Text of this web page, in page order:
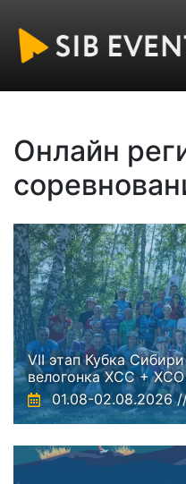
Онлайн
VII этап Кубка
велогонка XCC + XCO
01.08-02.08.2026